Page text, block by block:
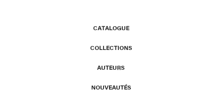
CATALOGUE
COLLECTIONS
AUTEURS
NOUVEAUTÉS